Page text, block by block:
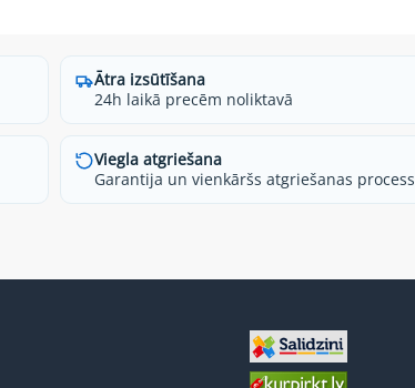
Ātra izsūtīšana
24h laikā precēm noliktavā
Viegla atgriešana
Garantija un vienkāršs atgriešanas process